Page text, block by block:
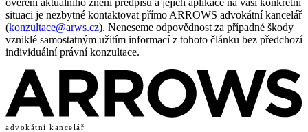
ověření aktuálního znění předpisů a jejich aplikace na vaši konkrétní
situaci je nezbytné kontaktovat přímo ARROWS advokátní kancelář
(konzultace@arws.cz). Neneseme odpovědnost za případné škody
vzniklé samostatným užitím informací z tohoto článku bez předchozí
individuální právní konzultace.
advokátní kancelář